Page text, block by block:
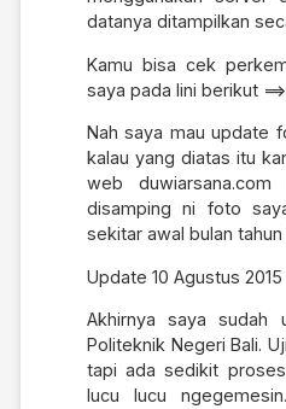
datanya ditampilkan
Kamu bisa cek
saya pada lini berikut ==>
Nah saya mau update
kalau yang diatas itu
web
disamping ni foto
sekitar awal bulan tahun
Update 10 Agustus
Akhirnya saya sudah
Politeknik Negeri Bali.
tapi ada sedikit
lucu lucu